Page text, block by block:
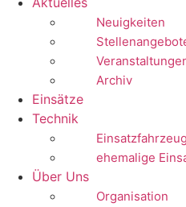
Neuigkeiten
Archiv
Einsätze
Technik
ehemalige
Über Uns
Organisation